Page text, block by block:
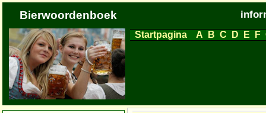
Bierwoordenboek
Startpagina A B C D E F